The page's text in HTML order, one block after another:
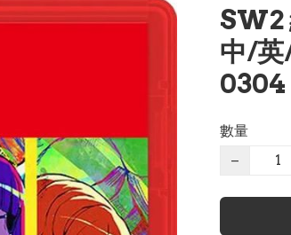
SW2
中/英
0304
數量
−